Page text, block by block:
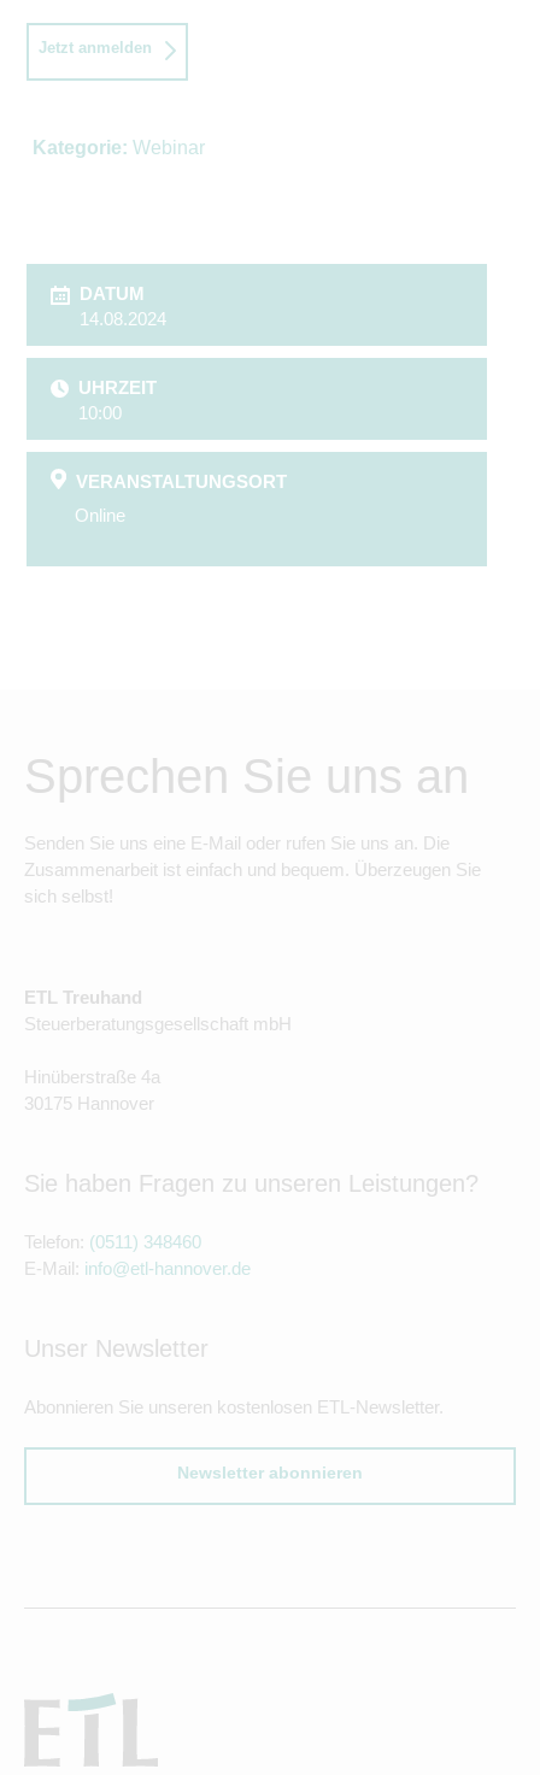
Jetzt anmelden
Kategorie: Webinar
DATUM
14.08.2024
UHRZEIT
10:00
VERANSTALTUNGSORT
Online
Sprechen Sie uns an
Senden Sie uns eine E-Mail oder rufen Sie uns an. Die
Zusammenarbeit ist einfach und bequem. Überzeugen Sie
sich selbst!
ETL Treuhand
Steuerberatungsgesellschaft mbH
Hinüberstraße 4a
30175 Hannover
Sie haben Fragen zu unseren Leistungen?
Telefon: (0511) 348460
E-Mail: info@etl-hannover.de
Unser Newsletter
Abonnieren Sie unseren kostenlosen ETL-Newsletter.
Newsletter abonnieren